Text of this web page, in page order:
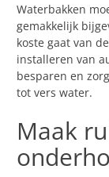
Waterbakken
gemakkelijk
koste gaat van
installeren van
besparen en
tot vers water.
Maak